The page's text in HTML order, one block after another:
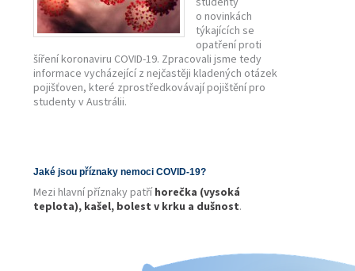
o novinkách
týkajících se
opatření proti
šíření koronaviru COVID-19. Zpracovali jsme tedy
informace vycházející z nejčastěji kladených otázek
pojišťoven, které zprostředkovávají pojištění pro
studenty v Austrálii.
Jaké jsou příznaky nemoci COVID-19?
Mezi hlavní příznaky patří horečka (vysoká
teplota), kašel, bolest v krku a dušnost.